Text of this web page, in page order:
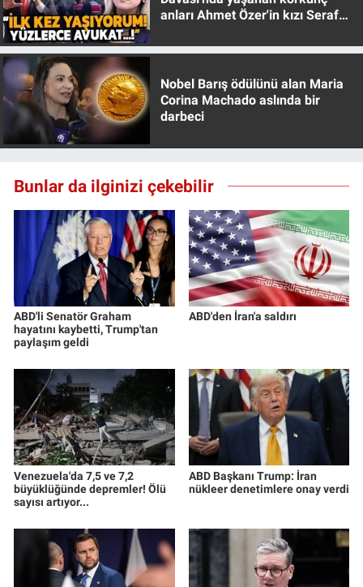
anları Ahmet Özer'in kızı Seraf
Nobel Barış ödülünü alan Maria
Corina Machado aslında bir
darbeci
Bunlar da ilginizi çekebilir
ABD'li Senatör Graham
hayatını kaybetti, Trump'tan
paylaşım geldi
ABD'den İran'a saldırı
Venezuela'da 7,5 ve 7,2
büyüklüğünde depremler! Ölü
sayısı artıyor...
ABD Başkanı Trump: İran
nükleer denetimlere onay verdi
Spor
Teknoloji
Türkiye'nin Geleceği
Yerel Gündem
Yerel Yaşam
Canlı Yayın